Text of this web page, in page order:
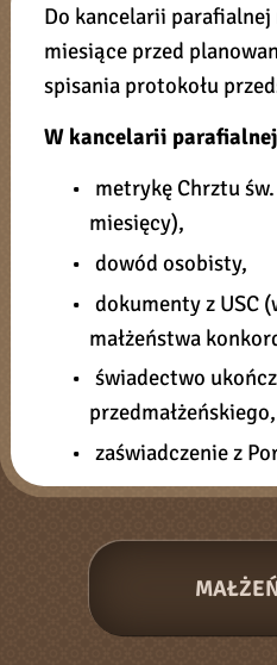
Do kancelarii parafialnej
miesiące przed
spisania protokołu
W kancelarii parafialnej
• metrykę Chrztu
miesięcy),
• dowód osobisty,
• dokumenty z USC
małżeństwa
• świadectwo
przedmałżeńskiego,
• zaświadczenie z